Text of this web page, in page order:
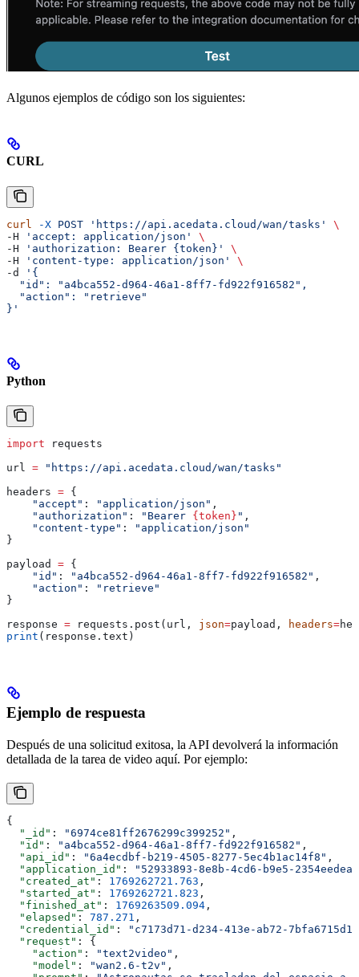
Algunos ejemplos de código son los siguientes:
CURL
curl -X POST 'https://api.acedata.cloud/wan/tasks'
\
-H
'accept: application/json'
\
-H
'authorization: Bearer {token}'
\
-H
'content-type: application/json'
\
-d
'{
  "id": "a4bca552-d964-46a1-8ff7-fd922f916582",
  "action": "retrieve"
}'
Python
import requests
url = "https://api.acedata.cloud/wan/tasks"
headers = {
    "accept"
: "application/json" ,
    "authorization"
: "Bearer {token} " ,
    "content-type"
:
"application/json"
}
payload = {
    "id"
: "a4bca552-d964-46a1-8ff7-fd922f916582" ,
    "action"
:
"retrieve"
}
response = requests.post(url, json=payload, headers=
print (response.text)
Ejemplo de respuesta
Después de una solicitud exitosa, la API devolverá la información
detallada de la tarea de video aquí. Por ejemplo:
{
  "_id"
: "6974ce81ff2676299c399252" ,
  "id"
: "a4bca552-d964-46a1-8ff7-fd922f916582" ,
  "api_id"
: "6a4ecdbf-b219-4505-8277-5ec4b1ac14f8" ,
  "application_id"
:
"52933893-8e8b-4cd6-b9e5-
  "created_at"
: 1769262721.763 ,
  "started_at"
: 1769262721.823 ,
  "finished_at"
: 1769263509.094 ,
  "elapsed"
: 787.271 ,
  "credential_id"
:
"c7173d71-d234-413e-ab72-
  "request"
: {
    "action"
: "text2video" ,
    "model"
: "wan2.6-t2v" ,